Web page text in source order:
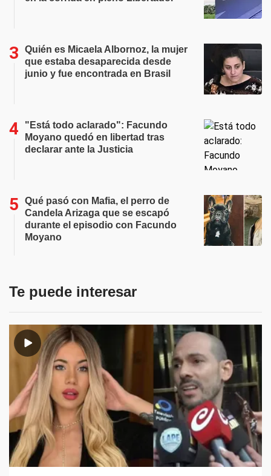
Quién es Micaela Albornoz, la mujer
que estaba desaparecida desde
junio y fue encontrada en Brasil
"Está todo aclarado": Facundo
Moyano quedó en libertad tras
declarar ante la Justicia
Qué pasó con Mafia, el perro de
Candela Arizaga que se escapó
durante el episodio con Facundo
Moyano
Te puede interesar